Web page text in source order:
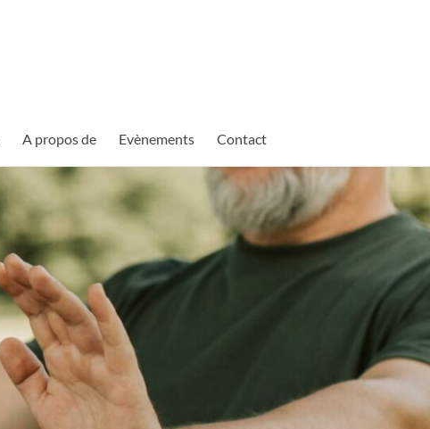
A propos de Evènements Contact